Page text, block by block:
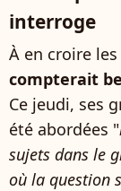
interroge
À en croire
compterait
Ce jeudi, ses
été abordées "
sujets dans le
où la question